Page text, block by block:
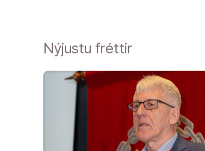
Nýjustu fréttir